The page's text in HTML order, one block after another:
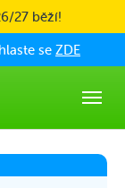
27 běží!
se ZDE